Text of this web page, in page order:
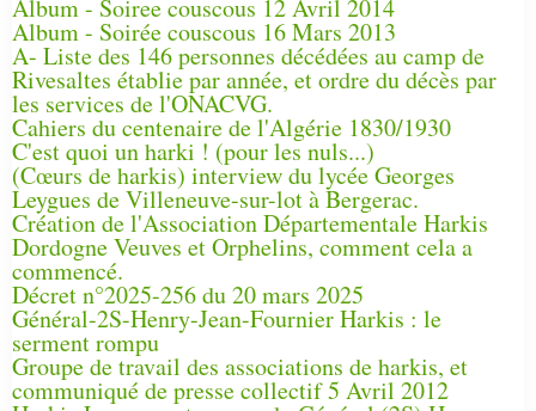
Album - Soiree couscous 12 Avril 2014
Album - Soirée couscous 16 Mars 2013
A- Liste des 146 personnes décédées au camp de
Rivesaltes établie par année, et ordre du décès par
les services de l'ONACVG.
Cahiers du centenaire de l'Algérie 1830/1930
C'est quoi un harki ! (pour les nuls...)
(Cœurs de harkis) interview du lycée Georges
Leygues de Villeneuve-sur-lot à Bergerac.
Création de l'Association Départementale Harkis
Dordogne Veuves et Orphelins, comment cela a
commencé.
Décret n°2025-256 du 20 mars 2025
Général-2S-Henry-Jean-Fournier Harkis : le
serment rompu
Groupe de travail des associations de harkis, et
communiqué de presse collectif 5 Avril 2012